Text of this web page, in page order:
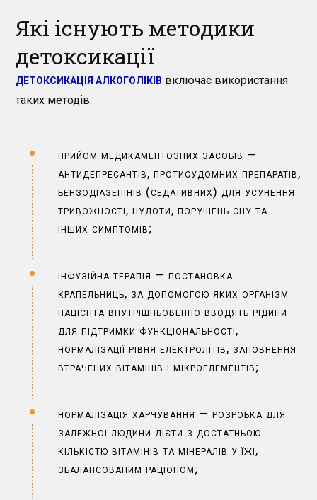
Які існують методики
детоксикації
ДЕТОКСИКАЦІЯ АЛКОГОЛІКІВ включає використання
таких методів:
прийом медикаментозних засобів —
антидепресантів, протисудомних препаратів,
бензодіазепінів (седативних) для усунення
тривожності, нудоти, порушень сну та
інших симптомів;
інфузійна терапія — постановка
крапельниць, за допомогою яких організм
пацієнта внутрішньовенно вводять рідини
для підтримки функціональності,
нормалізації рівня електролітів, заповнення
втрачених вітамінів і мікроелементів;
нормалізація харчування — розробка для
залежної людини дієти з достатньою
кількістю вітамінів та мінералів у їжі,
збалансованим раціоном;